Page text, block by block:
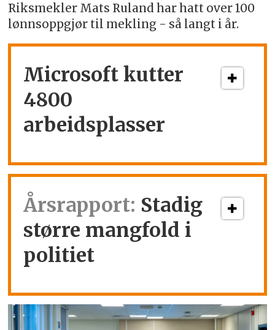
Riksmekler Mats Ruland har hatt over 100
lønnsoppgjør til mekling - så langt i år.
Microsoft kutter
4800
arbeidsplasser
Årsrapport: Stadig
større mangfold i
politiet